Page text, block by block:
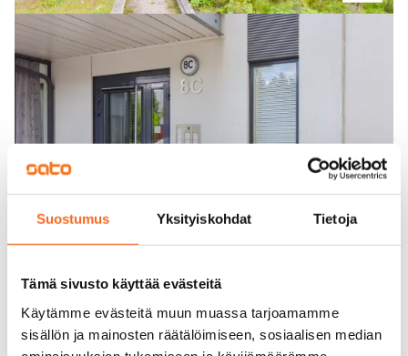
Suostumus Yksityiskohdat Tietoja
Tämä sivusto käyttää evästeitä
Käytämme evästeitä muun muassa tarjoamamme
sisällön ja mainosten räätälöimiseen, sosiaalisen median